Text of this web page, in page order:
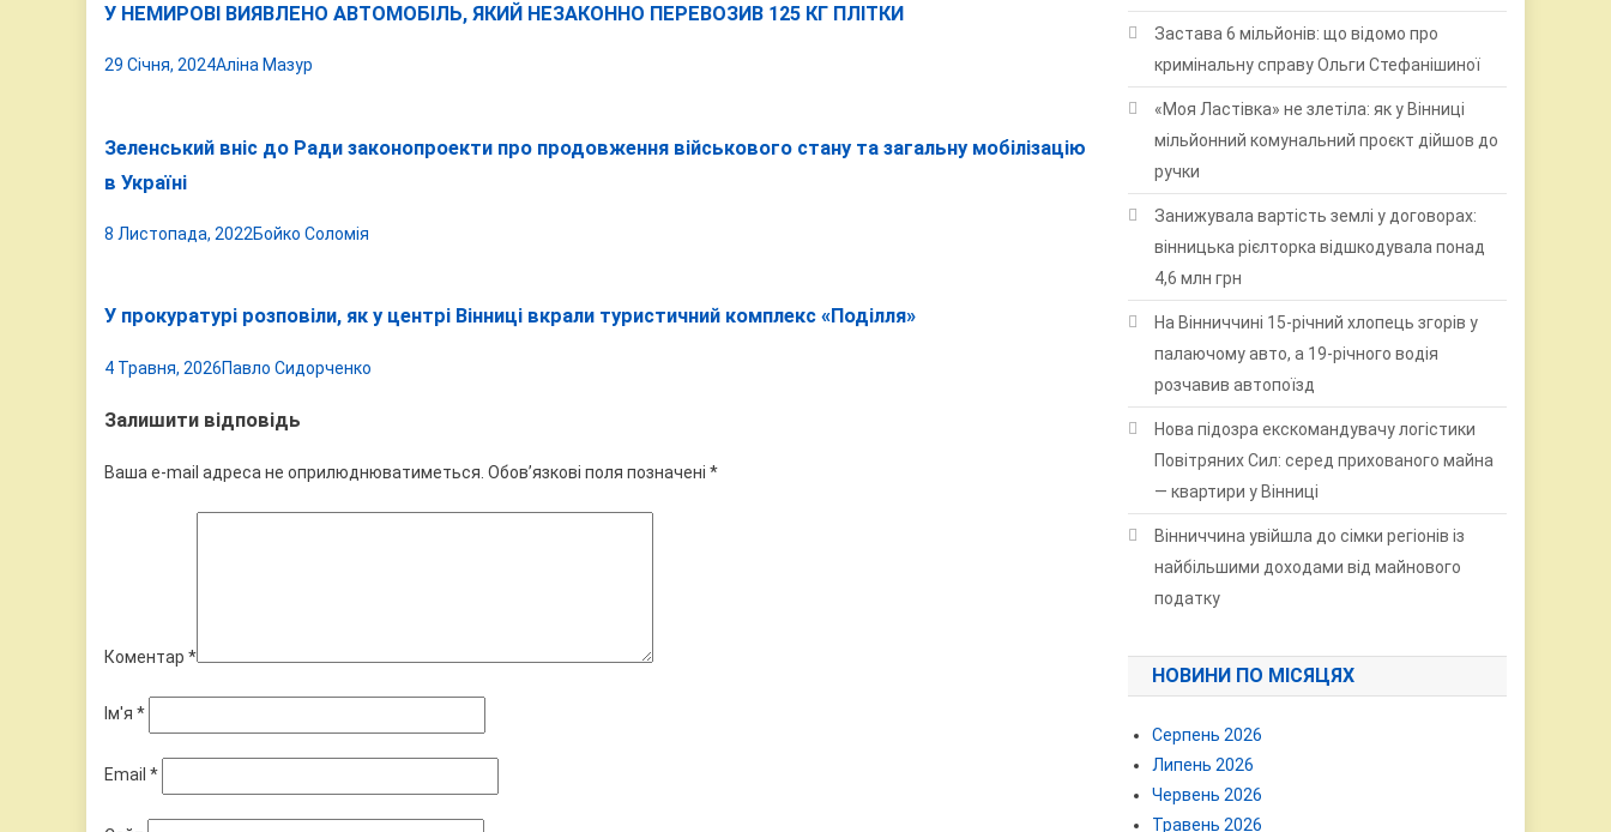
У НЕМИРОВІ ВИЯВЛЕНО АВТОМОБІЛЬ, ЯКИЙ НЕЗАКОННО ПЕРЕВОЗИВ 125 КГ ПЛІТКИ
29 Січня, 2024Аліна Мазур
Зеленський вніс до Ради законопроекти про продовження військового стану та загальну мобілізацію
в Україні
8 Листопада, 2022Бойко Соломія
У прокуратурі розповіли, як у центрі Вінниці вкрали туристичний комплекс «Поділля»
4 Травня, 2026Павло Сидорченко
Залишити відповідь
Ваша e-mail адреса не оприлюднюватиметься. Обов’язкові поля позначені *
Коментар *
Ім'я *
Email *
Застава 6 мільйонів: що відомо про
кримінальну справу Ольги Стефанішиної
«Моя Ластівка» не злетіла: як у Вінниці
мільйонний комунальний проєкт дійшов до
ручки
Занижувала вартість землі у договорах:
вінницька рієлторка відшкодувала понад
4,6 млн грн
На Вінниччині 15-річний хлопець згорів у
палаючому авто, а 19-річного водія
розчавив автопоїзд
Нова підозра екскомандувачу логістики
Повітряних Сил: серед прихованого майна
— квартири у Вінниці
Вінниччина увійшла до сімки регіонів із
найбільшими доходами від майнового
податку
НОВИНИ ПО МІСЯЦЯХ
Серпень 2026
Липень 2026
Червень 2026
Травень 2026